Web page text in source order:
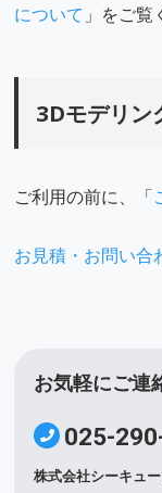
について 」をご覧
3Dモデリン
ご利用の前に、「
お見積・お問い合
お気軽にご連
025-
株式会社シーキュ